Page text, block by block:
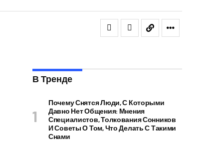
В Тренде
Почему Снятся Люди, С Которыми
Давно Нет Общения: Мнения
Специалистов, Толкования Сонников
И Советы О Том, Что Делать С Такими
Снами